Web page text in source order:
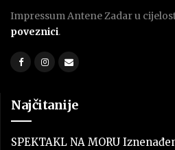
Impressum Antene Zadar u
poveznici.
Najčitanije
SPEKTAKL NA MORU